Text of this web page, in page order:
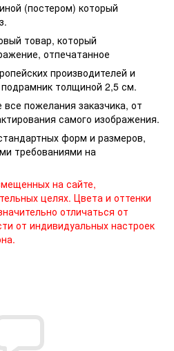
(постером) который
товар, который
отпечатанное
производителей и
толщиной 2,5 см.
пожелания заказчика, от
самого изображения.
форм и размеров,
требованиями на
на сайте,
целях. Цвета и оттенки
отличаться от
от индивидуальных настроек